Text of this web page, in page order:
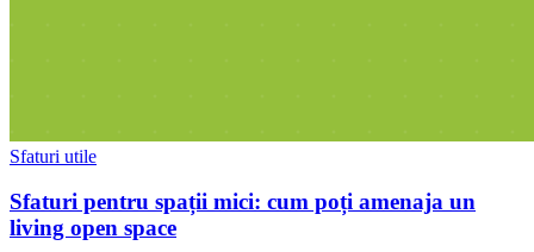
Sfaturi utile
Sfaturi pentru spații mici: cum poți amenaja un
living open space